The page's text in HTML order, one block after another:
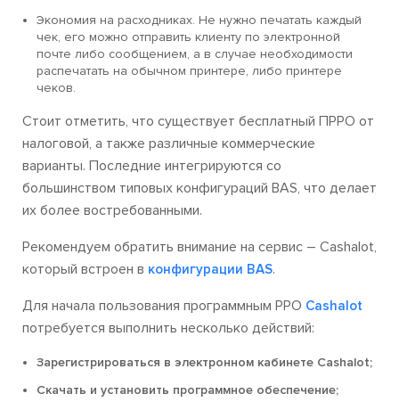
Экономия на расходниках. Не нужно печатать каждый
чек, его можно отправить клиенту по электронной
почте либо сообщением, а в случае необходимости
распечатать на обычном принтере, либо принтере
чеков.
Стоит отметить, что существует бесплатный ПРРО от
налоговой, а также различные коммерческие
варианты. Последние интегрируются со
большинством типовых конфигураций BAS, что делает
их более востребованными.
Рекомендуем обратить внимание на сервис – Cashalot,
который встроен в конфигурации BAS.
Для начала пользования программным РРО Cashalot
потребуется выполнить несколько действий:
Зарегистрироваться в электронном кабинете Cashalot;
Скачать и установить программное обеспечение;